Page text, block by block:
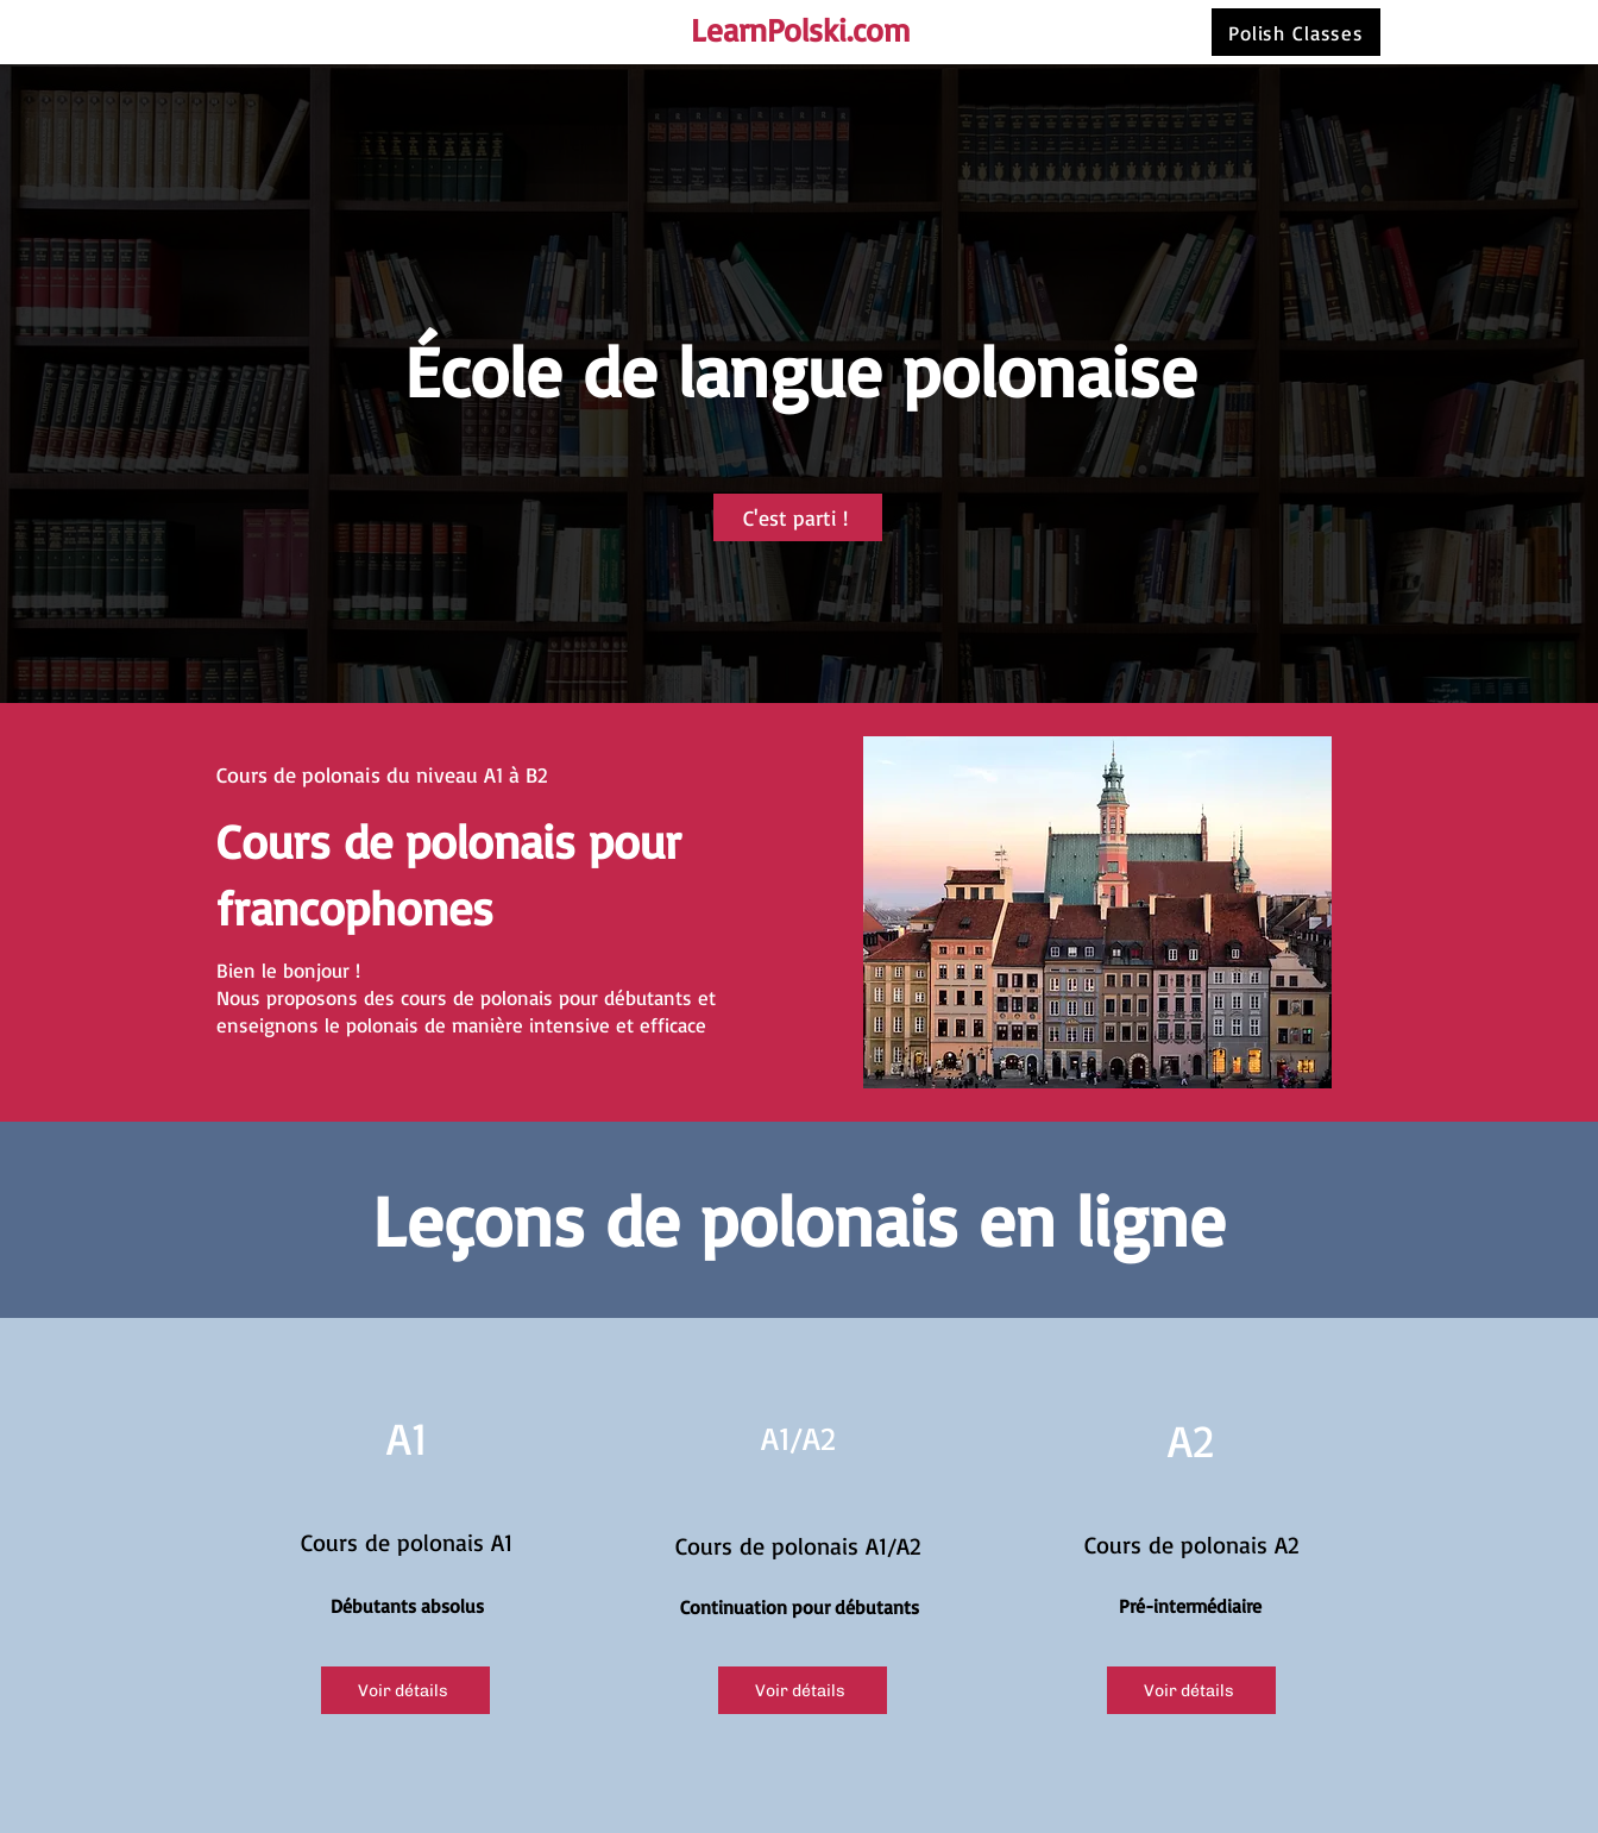
LearnPolski.com Polish Classes
École de langue polonaise
C'est parti !
Cours de polonais du niveau A1 à B2
Cours de polonais pour
francophones
Bien le bonjour !
Nous proposons des cours de polonais pour débutants et
enseignons le polonais de manière intensive et efficace
Leçons de polonais en ligne
A1
Cours de polonais A1
Débutants absolus
Voir détails
A1/A2
Cours de polonais A1/A2
Continuation pour débutants
Voir détails
A2
Cours de polonais A2
Pré-intermédiaire
Voir détails